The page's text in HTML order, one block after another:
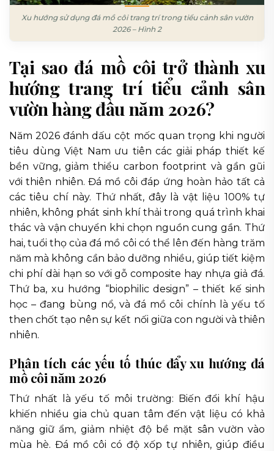
Xu hướng sử dụng đá mồ côi trang trí trong tiểu cảnh sân vườn
2026 – Hình 2
Tại sao đá mồ côi trở thành xu
hướng trang trí tiểu cảnh sân
vườn hàng đầu năm 2026?
Năm 2026 đánh dấu cột mốc quan trọng khi người
tiêu dùng Việt Nam ưu tiên các giải pháp thiết kế
bền vững, giảm thiểu carbon footprint và gần gũi
với thiên nhiên. Đá mồ côi đáp ứng hoàn hảo tất cả
các tiêu chí này. Thứ nhất, đây là vật liệu 100% tự
nhiên, không phát sinh khí thải trong quá trình khai
thác và vận chuyển khi chọn nguồn cung gần. Thứ
hai, tuổi thọ của đá mồ côi có thể lên đến hàng trăm
năm mà không cần bảo dưỡng nhiều, giúp tiết kiệm
chi phí dài hạn so với gỗ composite hay nhựa giả đá.
Thứ ba, xu hướng “biophilic design” – thiết kế sinh
học – đang bùng nổ, và đá mồ côi chính là yếu tố
then chốt tạo nên sự kết nối giữa con người và thiên
nhiên.
Phân tích các yếu tố thúc đẩy xu hướng đá
mồ côi năm 2026
Thứ nhất là yếu tố môi trường: Biến đổi khí hậu
khiến nhiều gia chủ quan tâm đến vật liệu có khả
năng giữ ẩm, giảm nhiệt độ bề mặt sân vườn vào
mùa hè. Đá mồ côi có độ xốp tự nhiên, giúp điều